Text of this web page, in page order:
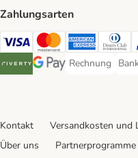
Zahlungsarten
Visa Payment Method
Mastercard Payment
AmericanDiners
Riverty Payment Method
Google Pay Payment
Rechnung
Rechnung
Kontakt Versandkosten und
Über uns
Partnerprogramme